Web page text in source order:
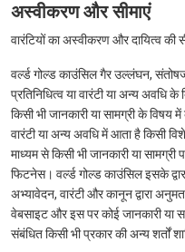
अस्वीकरण और सीमाएं
वारंटियों का अस्वीकरण और दायित्व की
वर्ल्ड गोल्ड काउंसिल गैर उल्लंघन,
प्रतिनिधित्व या वारंटी या अन्य अवधि
किसी भी जानकारी या सामग्री के विषय
वारंटी या अन्य अवधि में आता है किसी
माध्यम से किसी भी जानकारी या
फिटनेस। वर्ल्ड गोल्ड काउंसिल इसके
अभ्यावेदन, वारंटी और कानून द्वारा
वेबसाइट और इस पर कोई जानकारी या
संबंधित किसी भी प्रकार की अन्य शर्तों